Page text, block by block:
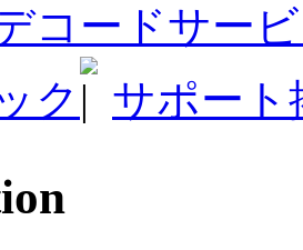
コードサー
ク
サポート